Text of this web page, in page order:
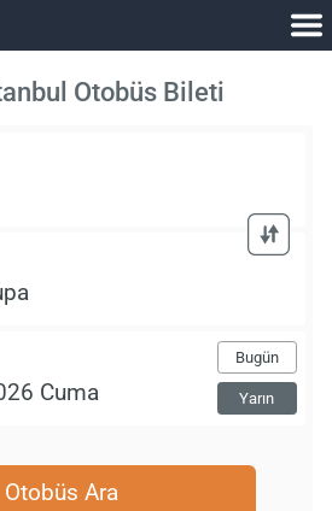
Otobüs Bileti
Bugün
Yarın
Otobüs Ara